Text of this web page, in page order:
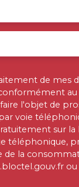
de mes
au
l'objet de
voie
sur
téléphonique,
de la